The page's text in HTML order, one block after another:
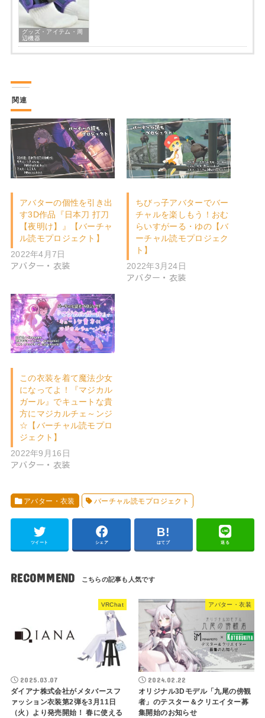
グッズ・アイテム・周
辺機器
関連
アバターの個性を引き出
す3D作品『日本刀 打刀
【夜明け】』【バーチャ
ル読モプロジェクト】
2022年4月7日
アバター・衣装
ちびっ子アバターでバー
チャルを楽しもう！おむ
らいすがーる・ゆの【バ
ーチャル読モプロジェク
ト】
2022年3月24日
アバター・衣装
この衣装を着て魔法少女
になってよ！『マジカル
ガール』でキュートな貴
方にマジカルチェ～ンジ
☆【バーチャル読モプロ
ジェクト】
2022年9月16日
アバター・衣装
アバター・衣装 バーチャル読モプロジェクト
ツイート シェア はてブ 送る
RECOMMEND
VRChat
2025.03.07
ダイアナ株式会社がメタバースフ
ァッション衣装第2弾を3月11日
（火）より発売開始！ 春に使える
アバター・衣装
2024.02.22
オリジナル3Dモデル「九尾の傍観
者」のテスター＆クリエイター募
集開始のお知らせ